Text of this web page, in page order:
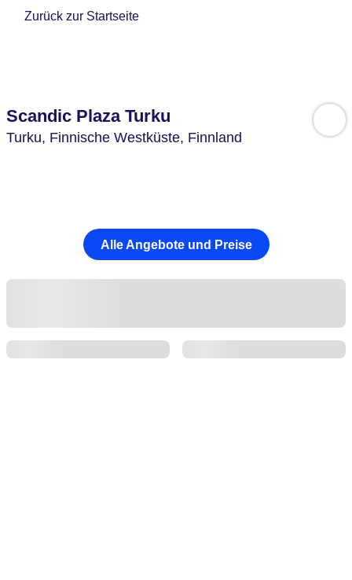
Zurück zur Startseite
Scandic Plaza Turku
Turku, Finnische Westküste, Finnland
Alle Angebote und Preise